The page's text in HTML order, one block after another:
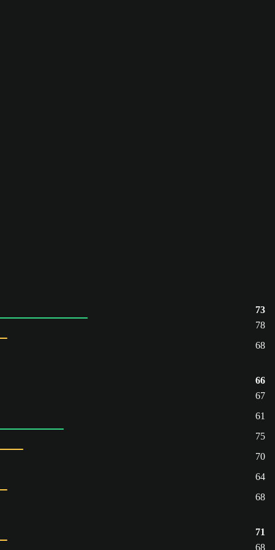
73
78
68
66
67
61
75
70
64
68
71
68